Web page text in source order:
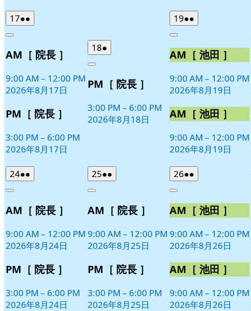
172026
年
月
日
●●
件
イ
ン
ト)
Close
AM［ 院長 ］
9:00 AM – 12:00 PM
2026年8月17日
PM［ 院長 ］
3:00 PM – 6:00 PM
2026年8月17日
182026
年
月
日
●
件
イ
ン
ト)
Close
PM［ 院長 ］
3:00 PM – 6:00 PM
2026年8月18日
192026
年
月
19
日
●●
件
イ
ン
ト)
Close
AM［ 池田 ］
9:00 AM – 12:00 PM
2026年8月19日
AM［ 池田 ］
9:00 AM – 12:00 PM
2026年8月19日
242026
年
月
日
●●
件
イ
ン
ト)
Close
AM［ 院長 ］
9:00 AM – 12:00 PM
2026年8月24日
PM［ 院長 ］
3:00 PM – 6:00 PM
2026年8月24日
252026
年
月
日
●●
件
イ
ン
ト)
Close
AM［ 院長 ］
9:00 AM – 12:00 PM
2026年8月25日
PM［ 院長 ］
3:00 PM – 6:00 PM
2026年8月25日
262026
年
月
26
日
●●
件
イ
ン
ト)
Close
AM［ 池田 ］
9:00 AM – 12:00 PM
2026年8月26日
AM［ 池田 ］
9:00 AM – 12:00 PM
2026年8月26日